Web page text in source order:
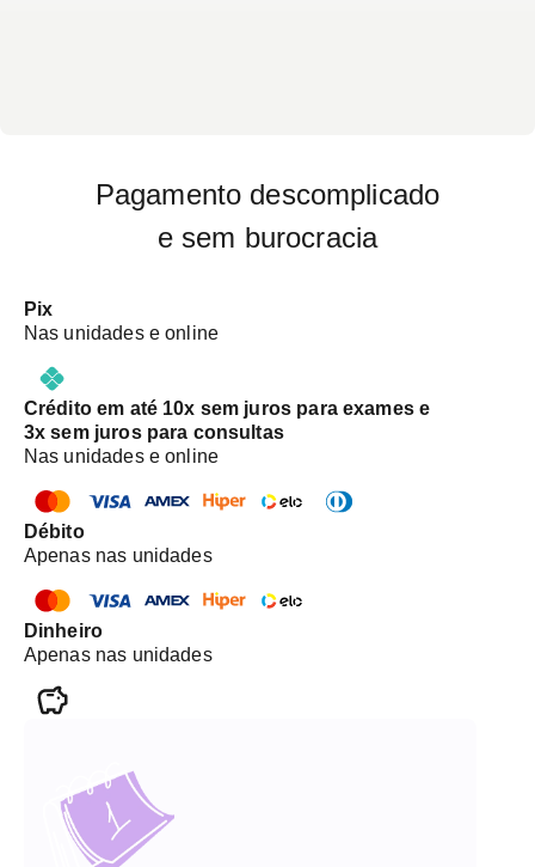
Pagamento descomplicado
e sem burocracia
Pix
Nas unidades e online
Crédito em até 10x sem juros para exames e
3x sem juros para consultas
Nas unidades e online
Débito
Apenas nas unidades
Dinheiro
Apenas nas unidades